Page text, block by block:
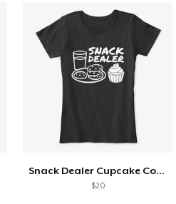
Snack Dealer Cupcake Cookie and Milk
$20